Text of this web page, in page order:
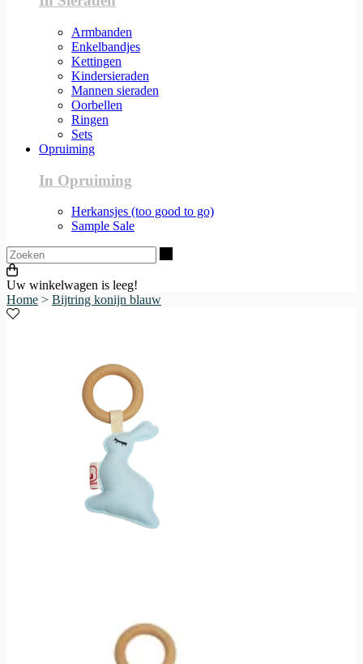
Armbanden
Enkelbandjes
Kettingen
Kindersieraden
Mannen sieraden
Oorbellen
Ringen
Sets
Opruiming
In Opruiming
Herkansjes (too good to go)
Sample Sale
Uw winkelwagen is leeg!
Home > Bijtring konijn blauw